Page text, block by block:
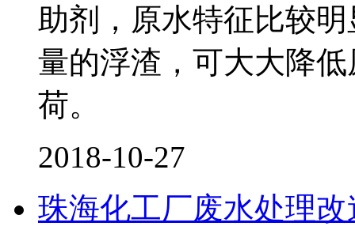
助剂，原水特征比较
量的浮渣，可大大降
荷。
2018-10-27
珠海化工厂废水处理